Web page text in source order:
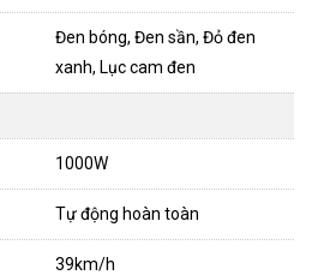
Đen bóng, Đen sần, Đỏ đen
xanh, Lục cam đen
1000W
Tự động hoàn toàn
39km/h